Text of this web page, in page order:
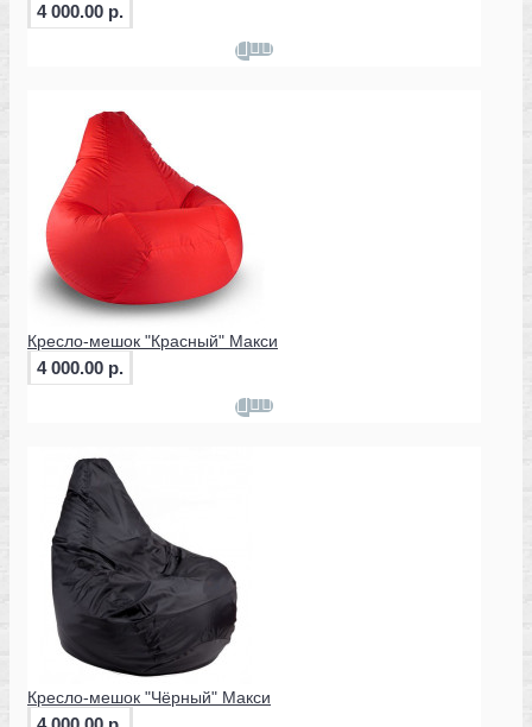
4 000.00 р.
Кресло-мешок "Красный" Макси
4 000.00 р.
Кресло-мешок "Чёрный" Макси